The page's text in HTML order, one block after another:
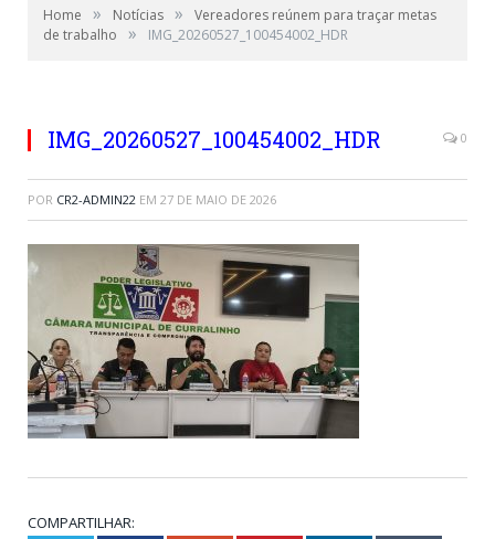
Home » Notícias »
Vereadores reúnem para traçar metas
de trabalho
» IMG_20260527_100454002_HDR
IMG_20260527_100454002_HDR 0
POR CR2-ADMIN22 EM 27 DE MAIO DE 2026
COMPARTILHAR: